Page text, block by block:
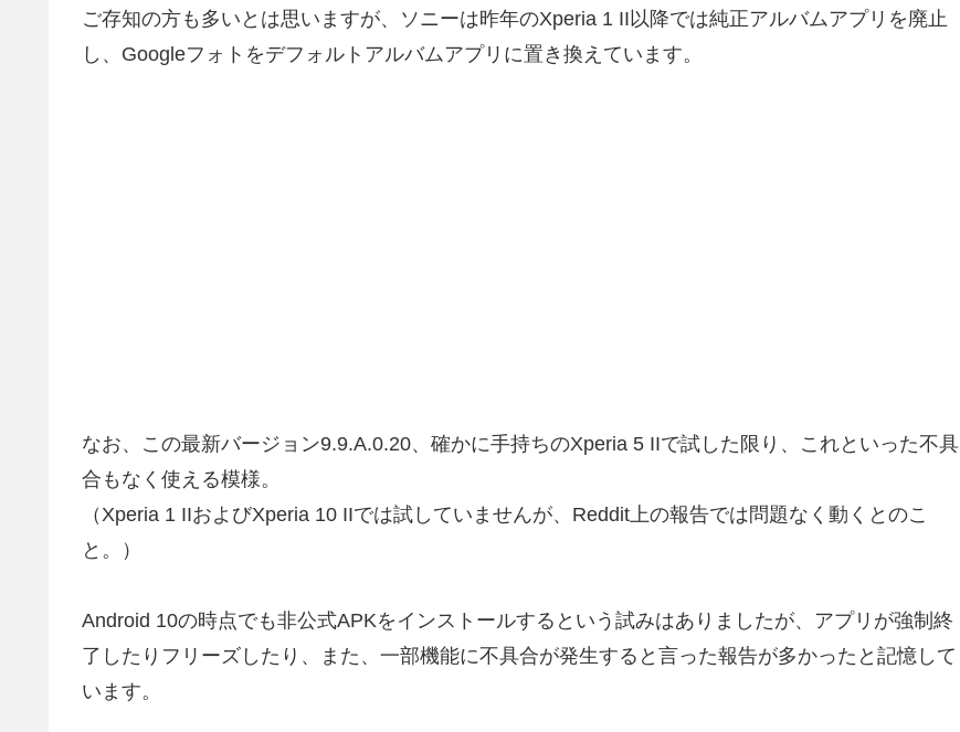
ご存知の方も多いとは思いますが、ソニーは昨年のXperia 1 II以降では純正アルバムアプリを廃止
し、Googleフォトをデフォルトアルバムアプリに置き換えています。
なお、この最新バージョン9.9.A.0.20、確かに手持ちのXperia 5 IIで試した限り、これといった不具
合もなく使える模様。
（Xperia 1 IIおよびXperia 10 IIでは試していませんが、Reddit上の報告では問題なく動くとのこ
と。）
Android 10の時点でも非公式APKをインストールするという試みはありましたが、アプリが強制終
了したりフリーズしたり、また、一部機能に不具合が発生すると言った報告が多かったと記憶して
います。